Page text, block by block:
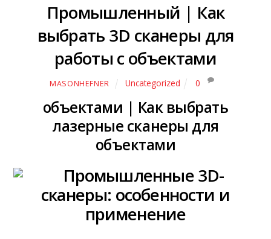
Промышленный | Как
выбрать 3D сканеры для
работы с объектами
MASONHEFNER Uncategorized 0
объектами | Как выбрать
лазерные сканеры для
объектами
Промышленные 3D-
сканеры: особенности и
применение